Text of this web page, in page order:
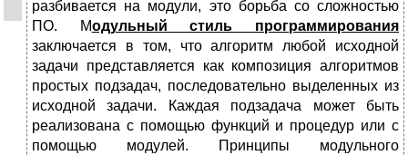
разбивается на модули, это борьба со сложностью
ПО. Модульный стиль программирования
заключается в том, что алгоритм любой исходной
задачи представляется как композиция алгоритмов
простых подзадач, последовательно выделенных из
исходной задачи. Каждая подзадача может быть
реализована с помощью функций и процедур или с
помощью модулей. Принципы модульного